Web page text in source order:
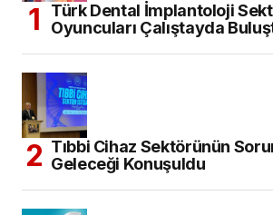
Türk Dental İmplantoloji
Oyuncuları Çalıştayda
Tıbbi Cihaz Sektörünün
Geleceği Konuşuldu